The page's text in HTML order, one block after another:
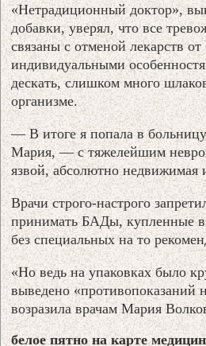
«Нетрадиционный доктор»,
добавки, уверял, что все
связаны с отменой лекарств
индивидуальными
дескать, слишком много
организме.
— В итоге я попала в
Мария, — с тяжелейшим
язвой, абсолютно недвижимая
Врачи строго-настрого
принимать БАДы, купленные
без специальных на то
«Но ведь на упаковках было
выведено «противопоказаний
возразила врачам Мария
белое пятно на карте